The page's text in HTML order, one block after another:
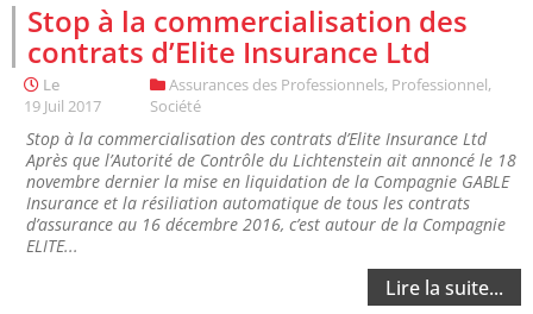
Stop à la commercialisation des
contrats d’Elite Insurance Ltd
Le
19 Juil 2017
Assurances des Professionnels, Professionnel,
Société
Stop à la commercialisation des contrats d’Elite Insurance Ltd
Après que l’Autorité de Contrôle du Lichtenstein ait annoncé le 18
novembre dernier la mise en liquidation de la Compagnie GABLE
Insurance et la résiliation automatique de tous les contrats
d’assurance au 16 décembre 2016, c’est autour de la Compagnie
ELITE...
Lire la suite...